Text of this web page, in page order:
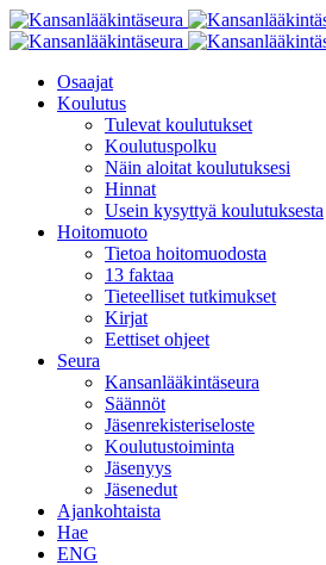
Osaajat
Koulutus
Tulevat koulutukset
Koulutuspolku
Näin aloitat koulutuksesi
Hinnat
Usein kysyttyä koulutuksesta
Hoitomuoto
Tietoa hoitomuodosta
13 faktaa
Tieteelliset tutkimukset
Kirjat
Eettiset ohjeet
Seura
Kansanlääkintäseura
Säännöt
Jäsenrekisteriseloste
Koulutustoiminta
Jäsenyys
Jäsenedut
Ajankohtaista
Hae
ENG